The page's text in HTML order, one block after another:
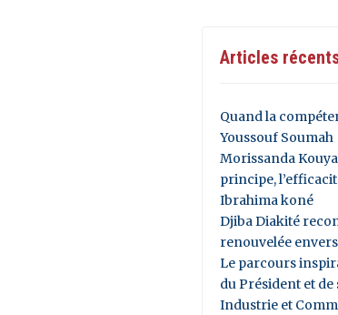
Articles
Quand la
Youssouf Soumah
Morissanda
principe,
Ibrahima koné
Djiba Diakité
renouvelée
Le parcours
du Président et de
Industrie et